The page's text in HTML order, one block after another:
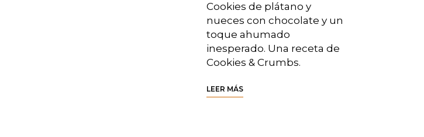
Cookies de plátano y
nueces con chocolate y un
toque ahumado
inesperado. Una receta de
Cookies & Crumbs.
LEER MÁS